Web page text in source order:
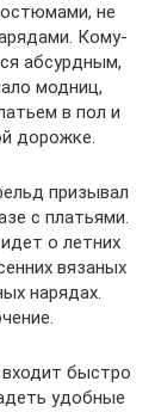
не
Кому-
абсурдным,
модниц,
в пол и
дорожке.
призывал
с платьями.
о летних
вязаных
нарядах.
быстро
удобные